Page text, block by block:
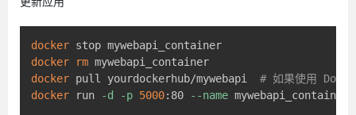
docker
docker
rm
docker pull yourdockerhub/mywebapi # 如果使用
docker run -d -p 5000:80 --name